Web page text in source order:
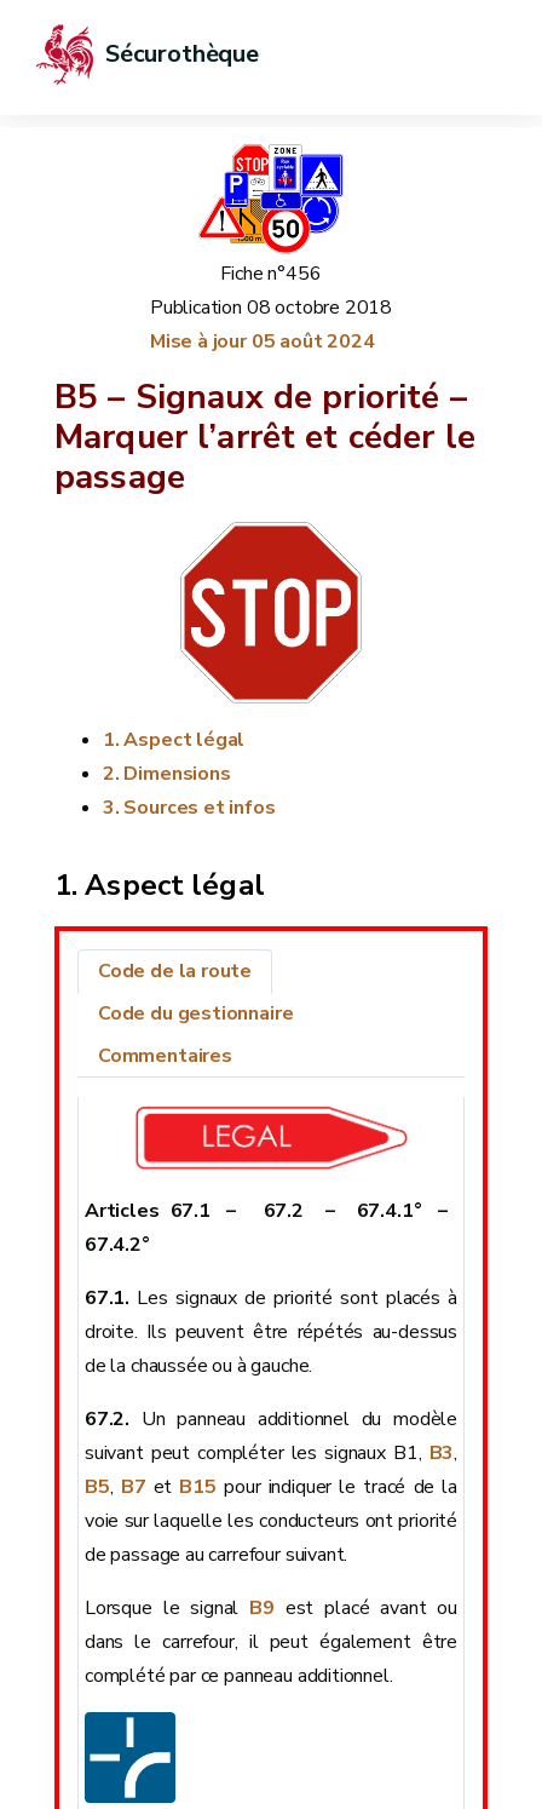
Sécurothèque
Fiche n°456
Publication 08 octobre 2018
Mise à jour 05 août 2024
B5 – Signaux de priorité –
Marquer l’arrêt et céder le
passage
Aspect légal
Dimensions
Sources et infos
Aspect légal
Code de la route
Code du gestionnaire
Commentaires
Articles 67.1 – 67.2 – 67.4.1° –
67.4.2°
67.1. Les signaux de priorité sont placés à
droite. Ils peuvent être répétés au-dessus
de la chaussée ou à gauche.
67.2. Un panneau additionnel du modèle
suivant peut compléter les signaux B1, B3,
B5, B7 et B15 pour indiquer le tracé de la
voie sur laquelle les conducteurs ont priorité
de passage au carrefour suivant.
Lorsque le signal B9 est placé avant ou
dans le carrefour, il peut également être
complété par ce panneau additionnel.